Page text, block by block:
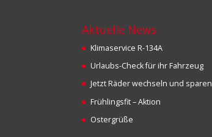
Aktuelle News
Klimaservice R-134A
Urlaubs-Check für ihr Fahrzeug
Jetzt Räder wechseln und sparen
Frühlingsfit – Aktion
Ostergrüße